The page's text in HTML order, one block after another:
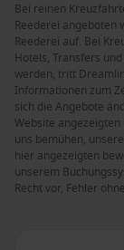
Bei reinen
Reederei angeboten
Reederei auf. Bei
Hotels, Transfers
werden, tritt
Informationen zum
sich die Angebote
Website
uns bemühen,
hier angezeigten
unserem
Recht vor, Fehler